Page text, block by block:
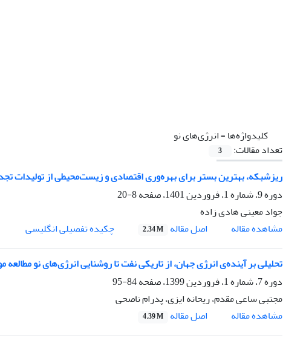
کلیدواژه‌ها =انرژی‌های نو
تعداد مقالات:
3
ریزشبکه، بهترین بستر برای بهره‌وری اقتصادی و زیست‌محیطی از تولیدات
دوره 9، شماره 1، فروردین 1401، صفحه
8-20
جواد معینی هادی زاده
مشاهده مقاله
اصل مقاله 2.34 M
چکیده تفصیلی انگلیسی
تحلیلی بر آینده‌ی انرژی جهان، از تاریکی نفت تا روشنایی انرژی‌های نو
دوره 7، شماره 1، فروردین 1399، صفحه
84-95
مجتبی ساعی مقدم، ریحانه ایزی، پدرام ناصحی
مشاهده مقاله
اصل مقاله 4.39 M